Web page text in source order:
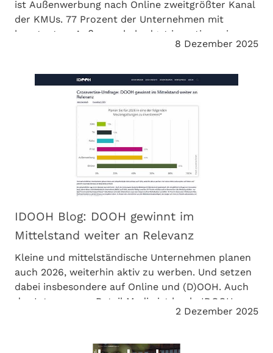
ist Außenwerbung nach Online zweitgrößter Kanal
der KMUs. 77 Prozent der Unternehmen mit
konstantem Außenwerbebudget investieren in
8 Dezember 2025
IDOOH Blog: DOOH gewinnt im
Mittelstand weiter an Relevanz
Kleine und mittelständische Unternehmen planen
auch 2026, weiterhin aktiv zu werben. Und setzen
dabei insbesondere auf Online und (D)OOH. Auch
das Interesse an Retail Media ist hoch. IDOOH
2 Dezember 2025